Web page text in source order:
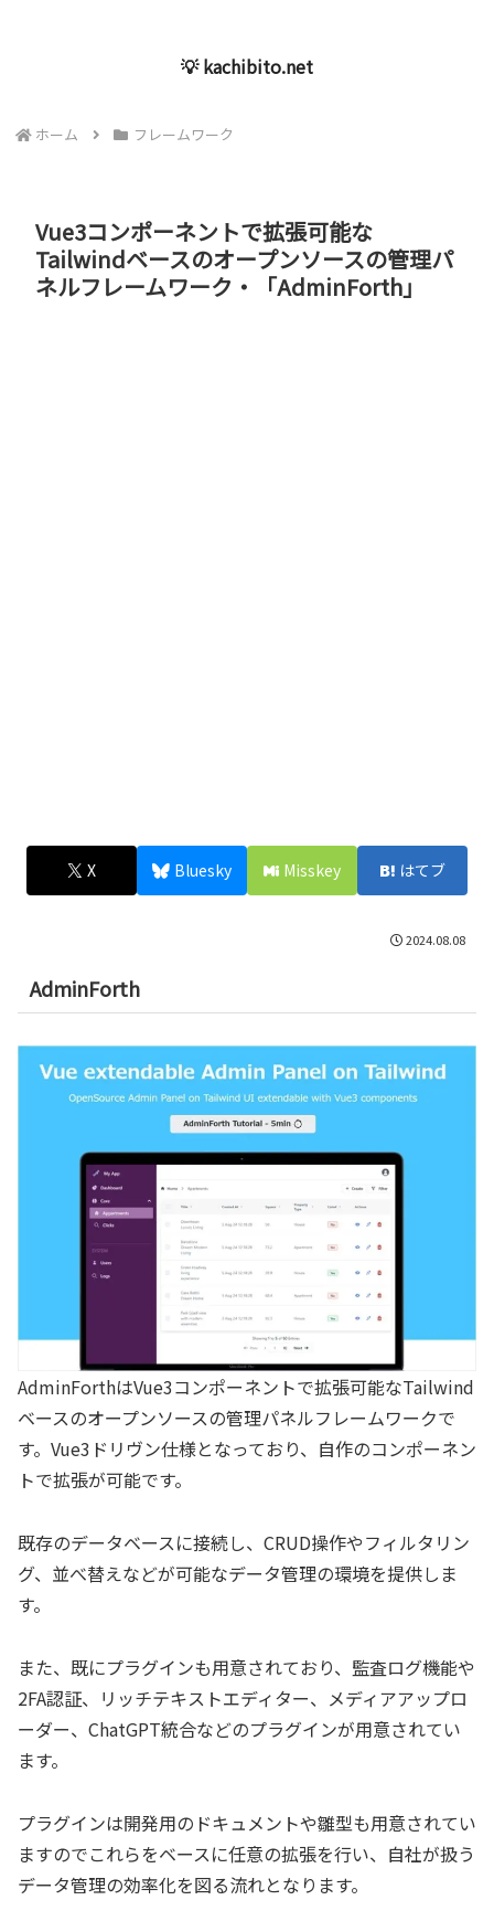
💡 kachibito.net
ホーム フレームワーク
Vue3コンポーネントで拡張可能な
Tailwindベースのオープンソースの管理パ
ネルフレームワーク・「AdminForth」
X Bluesky Misskey はてブ
2024.08.08
AdminForth
AdminForthはVue3コンポーネントで拡張可能なTailwind
ベースのオープンソースの管理パネルフレームワークで
す。Vue3ドリヴン仕様となっており、自作のコンポーネン
トで拡張が可能です。
既存のデータベースに接続し、CRUD操作やフィルタリン
グ、並べ替えなどが可能なデータ管理の環境を提供しま
す。
また、既にプラグインも用意されており、監査ログ機能や
2FA認証、リッチテキストエディター、メディアアップロ
ーダー、ChatGPT統合などのプラグインが用意されてい
ます。
プラグインは開発用のドキュメントや雛型も用意されてい
ますのでこれらをベースに任意の拡張を行い、自社が扱う
データ管理の効率化を図る流れとなります。